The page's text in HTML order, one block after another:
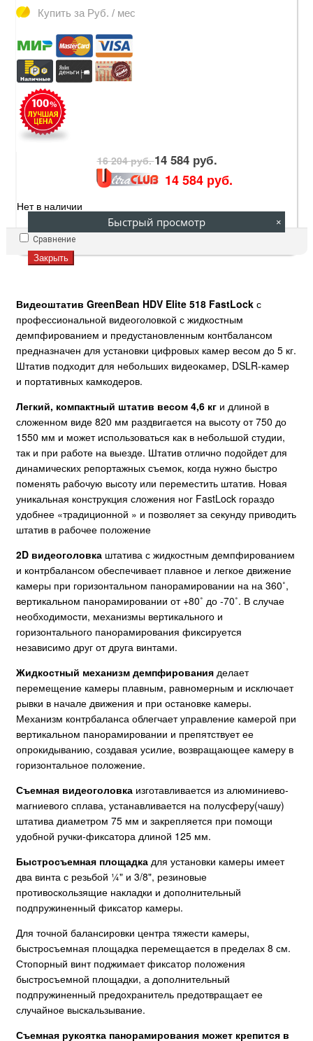
Купить за Руб. / мес
16 204 руб.14 584 руб.
14 584 руб.
Нет в наличии
Сравнение
Видеоштатив GreenBean HDV Elite 518 FastLock с
профессиональной видеоголовкой с жидкостным
демпфированием и предустановленным контбалансом
предназначен для установки цифровых камер весом до 5 кг.
Штатив подходит для небольших видеокамер, DSLR-камер
и портативных камкодеров.
Легкий, компактный штатив весом 4,6 кг и длиной в
сложенном виде 820 мм раздвигается на высоту от 750 до
1550 мм и может использоваться как в небольшой студии,
так и при работе на выезде. Штатив отлично подойдет для
динамических репортажных съемок, когда нужно быстро
поменять рабочую высоту или переместить штатив. Новая
уникальная конструкция сложения ног FastLock гораздо
удобнее «традиционной » и позволяет за секунду приводить
штатив в рабочее положение
2D видеоголовка штатива с жидкостным демпфированием
и контрбалансом обеспечивает плавное и легкое движение
камеры при горизонтальном панорамировании на на 360˚,
вертикальном панорамировании от +80˚ до -70˚. В случае
необходимости, механизмы вертикального и
горизонтального панорамирования фиксируется
независимо друг от друга винтами.
Жидкостный механизм демпфирования делает
перемещение камеры плавным, равномерным и исключает
рывки в начале движения и при остановке камеры.
Механизм контрбаланса облегчает управление камерой при
вертикальном панорамировании и препятствует ее
опрокидыванию, создавая усилие, возвращающее камеру в
горизонтальное положение.
Съемная видеоголовка изготавливается из алюминиево-
магниевого сплава, устанавливается на полусферу(чашу)
штатива диаметром 75 мм и закрепляется при помощи
удобной ручки-фиксатора длиной 125 мм.
Быстросъемная площадка для установки камеры имеет
два винта с резьбой ¼" и 3/8", резиновые
противоскользящие накладки и дополнительный
подпружиненный фиксатор камеры.
Для точной балансировки центра тяжести камеры,
быстросъемная площадка перемещается в пределах 8 см.
Стопорный винт поджимает фиксатор положения
быстросъемной площадки, а дополнительный
подпружиненный предохранитель предотвращает ее
случайное выскальзывание.
Съемная рукоятка панорамирования может крепится в
Быстрый просмотр ×
Закрыть